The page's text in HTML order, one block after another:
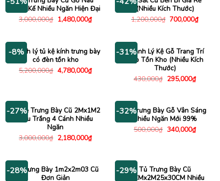
Thiết Kế Nhiều Ngăn Hiện Đại
3,000,000₫ Giá
gốc
1,480,000₫Giá
hiện
1,480,000₫.
(Nhiều Kích Thước)
1,200,000₫ Giá
700,000₫Giá
hiện
-8%
Thanh lý tủ kệ kính trưng bày
có đèn tồn kho
5,200,000₫ Giá
gốc
4,780,000₫Giá
hiện
-31%Thanh Lý Kệ Gỗ Trang Trí
Đẹp Tồn Kho (Nhiều Kích
Thước)
430,000₫ Giá
295,000₫Giá
hiện
-27%
Tủ Kệ Trưng Bày Cũ 2Mx1M2
Màu Trắng 4 Cánh Nhiều
Ngăn
3,000,000₫ Giá
gốc
2,180,000₫Giá
hiện
2,180,000₫.
-32%
Kệ Trưng Bày Gỗ Vân Sáng
Nhiều Ngăn Mới 99%
500,000₫ Giá
340,000₫Giá
hiện
-28%
Kệ Trưng Bày 1m2x2m03 Cũ
Đơn Giản
-29% Tủ Trưng Bày Cũ
55CMx2M25x30CM Nhiều